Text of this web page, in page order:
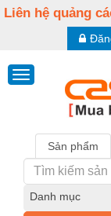
Liên hệ quảng
Sản phẩm
Danh mục